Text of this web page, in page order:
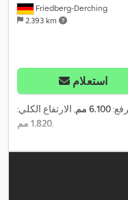
Friedberg-Derching
2.393 km
استعلام
6.100 مم
, الارتفاع الكلي:
1.820 مم